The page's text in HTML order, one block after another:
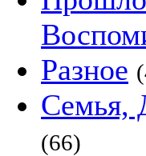
Разное
Семья,
(66)